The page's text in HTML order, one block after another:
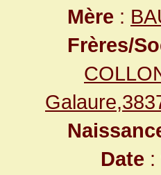
Mère :
Frères/
Date :